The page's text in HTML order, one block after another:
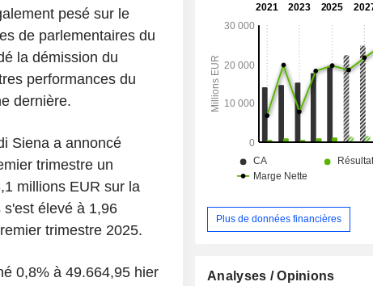
pesé sur le
de parlementaires du
la démission du
performances du
dernière.
Siena a annoncé
trimestre un
millions EUR sur la
élevé à 1,96
trimestre 2025.
0,8% à 49.664,95 hier
Plus de données financières
Analyses / Opinions